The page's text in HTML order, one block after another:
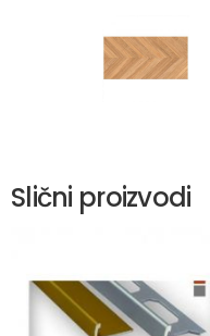
Slični proizvodi